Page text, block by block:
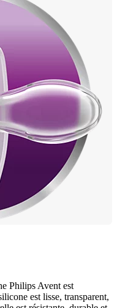
Philips Avent est
est lisse, transparent,